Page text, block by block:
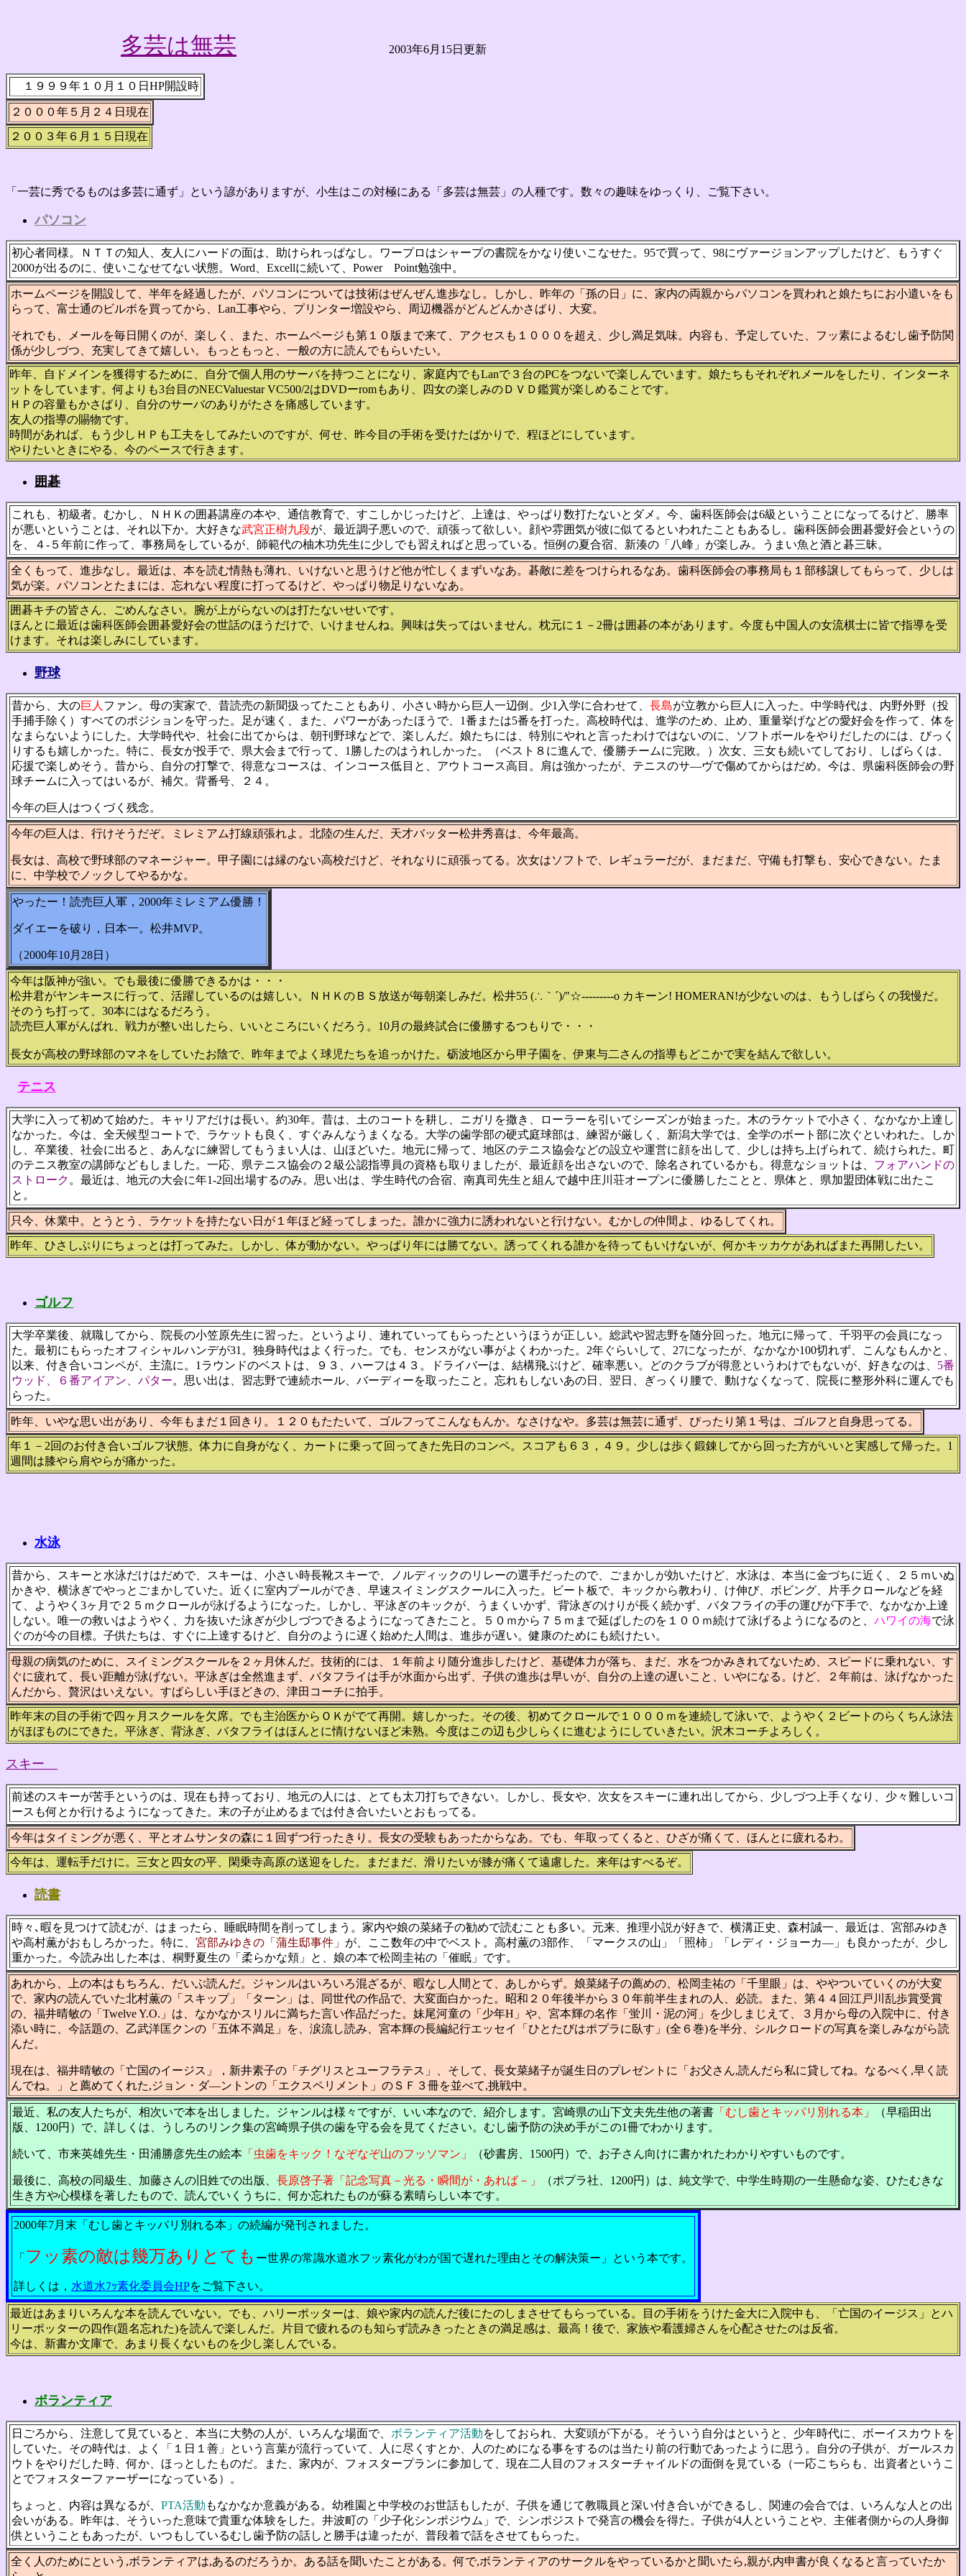
多芸は無芸 2003年6月15日更新
１９９９年１０月１０日HP開設時
２０００年５月２４日現在
２００３年６月１５日現在
「一芸に秀でるものは多芸に通ず」という諺がありますが、小生はこの対極にある「多芸は無芸」の人種です。数々の趣味をゆっくり、ご覧下さい。
パソコン
初心者同様。ＮＴＴの知人、友人にハードの面は、助けられっぱなし。ワープロはシャープの書院をかなり使いこなせた。95で買って、98にヴァージョンアップしたけど、もうすぐ
2000が出るのに、使いこなせてない状態。Word、Excellに続いて、Power Point勉強中。
ホームページを開設して、半年を経過したが、パソコンについては技術はぜんぜん進歩なし。しかし、昨年の「孫の日」に、家内の両親からパソコンを買われと娘たちにお小遣いをも
らって、富士通のビルボを買ってから、Lan工事やら、プリンター増設やら、周辺機器がどんどんかさばり、大変。
それでも、メールを毎日開くのが、楽しく、また、ホームページも第１０版まで来て、アクセスも１０００を超え、少し満足気味。内容も、予定していた、フッ素によるむし歯予防関
係が少しづつ、充実してきて嬉しい。もっともっと、一般の方に読んでもらいたい。
昨年、自ドメインを獲得するために、自分で個人用のサーバを持つことになり、家庭内でもLanで３台のPCをつないで楽しんでいます。娘たちもそれぞれメールをしたり、インターネ
ットをしています。何よりも3台目のNECValuestar VC500/2はDVDーromもあり、四女の楽しみのＤＶＤ鑑賞が楽しめることです。
ＨＰの容量もかさばり、自分のサーバのありがたさを痛感しています。
友人の指導の賜物です。
時間があれば、もう少しＨＰも工夫をしてみたいのですが、何せ、昨今目の手術を受けたばかりで、程ほどにしています。
やりたいときにやる、今のペースで行きます。
囲碁
これも、初級者。むかし、ＮＨＫの囲碁講座の本や、通信教育で、すこしかじったけど、上達は、やっぱり数打たないとダメ。今、歯科医師会は6級ということになってるけど、勝率
が悪いということは、それ以下か。大好きな武宮正樹九段が、最近調子悪いので、頑張って欲しい。顔や雰囲気が彼に似てるといわれたこともあるし。歯科医師会囲碁愛好会というの
を、４-５年前に作って、事務局をしているが、師範代の柚木功先生に少しでも習えればと思っている。恒例の夏合宿、新湊の「八峰」が楽しみ。うまい魚と酒と碁三昧。
全くもって、進歩なし。最近は、本を読む情熱も薄れ、いけないと思うけど他が忙しくまずいなあ。碁敵に差をつけられるなあ。歯科医師会の事務局も１部移譲してもらって、少しは
気が楽。パソコンとたまには、忘れない程度に打ってるけど、やっぱり物足りないなあ。
囲碁キチの皆さん、ごめんなさい。腕が上がらないのは打たないせいです。
ほんとに最近は歯科医師会囲碁愛好会の世話のほうだけで、いけませんね。興味は失ってはいません。枕元に１－2冊は囲碁の本があります。今度も中国人の女流棋士に皆で指導を受
けます。それは楽しみにしています。
野球
昔から、大の巨人 ファン。母の実家で、昔読売の新聞扱ってたこともあり、小さい時から巨人一辺倒。少1入学に合わせて、 長島が立教から巨人に入った。中学時代は、内野外野（投
手捕手除く）すべてのポジションを守った。足が速く、また、パワーがあったほうで、1番または5番を打った。高校時代は、進学のため、止め、重量挙げなどの愛好会を作って、体を
なまらないようにした。大学時代や、社会に出てからは、朝刊野球などで、楽しんだ。娘たちには、特別にやれと言ったわけではないのに、ソフトボールをやりだしたのには、びっく
りするも嬉しかった。特に、長女が投手で、県大会まで行って、1勝したのはうれしかった。（ベスト８に進んで、優勝チームに完敗。）次女、三女も続いてしており、しばらくは、
応援で楽しめそう。昔から、自分の打撃で、得意なコースは、インコース低目と、アウトコース高目。肩は強かったが、テニスのサ―ヴで傷めてからはだめ。今は、県歯科医師会の野
球チームに入ってはいるが、補欠。背番号、２４。
今年の巨人はつくづく残念。
今年の巨人は、行けそうだぞ。ミレミアム打線頑張れよ。北陸の生んだ、天才バッター松井秀喜は、今年最高。
長女は、高校で野球部のマネージャー。甲子園には縁のない高校だけど、それなりに頑張ってる。次女はソフトで、レギュラーだが、まだまだ、守備も打撃も、安心できない。たま
に、中学校でノックしてやるかな。
やったー！読売巨人軍，2000年ミレミアム優勝！
ダイエーを破り，日本一。松井MVP。
（2000年10月28日）
今年は阪神が強い。でも最後に優勝できるかは・・・
松井君がヤンキースに行って、活躍しているのは嬉しい。ＮＨＫのＢＳ放送が毎朝楽しみだ。松井55 (∴｀´)/"☆---------o カキーン! HOMERAN!が少ないのは、もうしばらくの我慢だ。
そのうち打って、30本にはなるだろう。
読売巨人軍がんばれ、戦力が整い出したら、いいところにいくだろう。10月の最終試合に優勝するつもりで・・・
長女が高校の野球部のマネをしていたお陰で、昨年までよく球児たちを追っかけた。砺波地区から甲子園を、伊東与二さんの指導もどこかで実を結んで欲しい。
テニス
大学に入って初めて始めた。キャリアだけは長い。約30年。昔は、土のコートを耕し、ニガリを撒き、ローラーを引いてシーズンが始まった。木のラケットで小さく、なかなか上達し
なかった。今は、全天候型コートで、ラケットも良く、すぐみんなうまくなる。大学の歯学部の硬式庭球部は、練習が厳しく、新潟大学では、全学のボート部に次ぐといわれた。しか
し、卒業後、社会に出ると、あんなに練習してもうまい人は、山ほどいた。地元に帰って、地区のテニス協会などの設立や運営に顔を出して、少しは持ち上げられて、続けられた。町
のテニス教室の講師などもしました。一応、県テニス協会の２級公認指導員の資格も取りましたが、最近顔を出さないので、除名されているかも。得意なショットは、 フォアハンドの
ストローク 。最近は、地元の大会に年1-2回出場するのみ。思い出は、学生時代の合宿、南真司先生と組んで越中庄川荘オープンに優勝したことと、県体と、県加盟団体戦に出たこ
と。
只今、休業中。とうとう、ラケットを持たない日が１年ほど経ってしまった。誰かに強力に誘われないと行けない。むかしの仲間よ、ゆるしてくれ。
昨年、ひさしぶりにちょっとは打ってみた。しかし、体が動かない。やっぱり年には勝てない。誘ってくれる誰かを待ってもいけないが、何かキッカケがあればまた再開したい。
ゴルフ
大学卒業後、就職してから、院長の小笠原先生に習った。というより、連れていってもらったというほうが正しい。総武や習志野を随分回った。地元に帰って、千羽平の会員になっ
た。最初にもらったオフィシャルハンデが31。独身時代はよく行った。でも、センスがない事がよくわかった。2年ぐらいして、27になったが、なかなか100切れず、こんなもんかと、
以来、付き合いコンペが、主流に。1ラウンドのベストは、９３、ハーフは４３。ドライバーは、結構飛ぶけど、確率悪い。どのクラブが得意というわけでもないが、好きなのは、 5番
ウッド、６番アイアン、パター。思い出は、習志野で連続ホール、バーディーを取ったこと。忘れもしないあの日、翌日、ぎっくり腰で、動けなくなって、院長に整形外科に運んでも
らった。
昨年、いやな思い出があり、今年もまだ１回きり。１２０もたたいて、ゴルフってこんなもんか。なさけなや。多芸は無芸に通ず、ぴったり第１号は、ゴルフと自身思ってる。
年１－2回のお付き合いゴルフ状態。体力に自身がなく、カートに乗って回ってきた先日のコンペ。スコアも６３，４９。少しは歩く鍛錬してから回った方がいいと実感して帰った。1
週間は膝やら肩やらが痛かった。
水泳
昔から、スキーと水泳だけはだめで、スキーは、小さい時長靴スキーで、ノルディックのリレーの選手だったので、ごまかしが効いたけど、水泳は、本当に金づちに近く、２５ｍいぬ
かきや、横泳ぎでやっとごまかしていた。近くに室内プールができ、早速スイミングスクールに入った。ビート板で、キックから教わり、け伸び、ボビング、片手クロールなどを経
て、ようやく3ヶ月で２５ｍクロールが泳げるようになった。しかし、平泳ぎのキックが、うまくいかず、背泳ぎのけりが長く続かず、バタフライの手の運びが下手で、なかなか上達
しない。唯一の救いはようやく、力を抜いた泳ぎが少しづつできるようになってきたこと。５０ｍから７５ｍまで延ばしたのを１００ｍ続けて泳げるようになるのと、 ハワイの海で泳
ぐのが今の目標。子供たちは、すぐに上達するけど、自分のように遅く始めた人間は、進歩が遅い。健康のためにも続けたい。
母親の病気のために、スイミングスクールを２ヶ月休んだ。技術的には、１年前より随分進歩したけど、基礎体力が落ち、まだ、水をつかみきれてないため、スピードに乗れない、す
ぐに疲れて、長い距離が泳げない。平泳ぎは全然進まず、バタフライは手が水面から出ず、子供の進歩は早いが、自分の上達の遅いこと、いやになる。けど、２年前は、泳げなかった
んだから、贅沢はいえない。すばらしい手ほどきの、津田コーチに拍手。
昨年末の目の手術で四ヶ月スクールを欠席。でも主治医からＯＫがでて再開。嬉しかった。その後、初めてクロールで１０００ｍを連続して泳いで、ようやく２ビートのらくちん泳法
がほぼものにできた。平泳ぎ、背泳ぎ、バタフライはほんとに情けないほど未熟。今度はこの辺も少しらくに進むようにしていきたい。沢木コーチよろしく。
スキー
前述のスキーが苦手というのは、現在も持っており、地元の人には、とても太刀打ちできない。しかし、長女や、次女をスキーに連れ出してから、少しづつ上手くなり、少々難しいコ
ースも何とか行けるようになってきた。末の子が止めるまでは付き合いたいとおもってる。
今年はタイミングが悪く、平とオムサンタの森に１回ずつ行ったきり。長女の受験もあったからなあ。でも、年取ってくると、ひざが痛くて、ほんとに疲れるわ。
今年は、運転手だけに。三女と四女の平、閑乗寺高原の送迎をした。まだまだ、滑りたいが膝が痛くて遠慮した。来年はすべるぞ。
読書
時々､暇を見つけて読むが、はまったら、睡眠時間を削ってしまう。家内や娘の菜緒子の勧めで読むことも多い。元来、推理小説が好きで、横溝正史、森村誠一、最近は、宮部みゆき
や高村薫がおもしろかった。特に、 宮部みゆきの「蒲生邸事件」 が、ここ数年の中でベスト。高村薫の3部作、「マークスの山」「照柿」「レディ・ジョーカ―」も良かったが、少し
重かった。今読み出した本は、桐野夏生の「柔らかな頬」と、娘の本で松岡圭祐の「催眠」です。
あれから、上の本はもちろん、だいぶ読んだ。ジャンルはいろいろ混ざるが、暇なし人間とて、あしからず。娘菜緒子の薦めの、松岡圭祐の「千里眼」は、ややついていくのが大変
で、家内の読んでいた北村薫の「スキップ」「ターン」は、同世代の作品で、大変面白かった。昭和２０年後半から３０年前半生まれの人、必読。また、第４４回江戸川乱歩賞受賞
の、福井晴敏の「Twelve Y.O.」は、なかなかスリルに満ちた言い作品だった。妹尾河童の「少年H」や、宮本輝の名作「蛍川・泥の河」を少しまじえて、３月から母の入院中に、付き
添い時に、今話題の、乙武洋匡クンの「五体不満足」を、涙流し読み、宮本輝の長編紀行エッセイ「ひとたびはポプラに臥す」(全６巻)を半分、シルクロードの写真を楽しみながら読
んだ。
現在は、福井晴敏の「亡国のイージス」，新井素子の「チグリスとユーフラテス」、そして、長女菜緒子が誕生日のプレゼントに「お父さん,読んだら私に貸してね。なるべく,早く読
んでね。」と薦めてくれた,ジョン・ダ―ントンの「エクスペリメント」のＳＦ３冊を並べて,挑戦中。
最近、私の友人たちが、相次いで本を出しました。ジャンルは様々ですが、いい本なので、紹介します。宮崎県の山下文夫先生他の著書 「むし歯とキッパリ別れる本」
（早稲田出
版、1200円）で、詳しくは、うしろのリンク集の宮崎県子供の歯を守る会を見てください。むし歯予防の決め手がこの1冊でわかります。
続いて、市来英雄先生・田浦勝彦先生の絵本 「虫歯をキック！なぞなぞ山のフッソマン」 （砂書房、1500円）で、お子さん向けに書かれたわかりやすいものです。
最後に、高校の同級生、加藤さんの旧姓での出版、 長原啓子著「記念写真－光る・瞬間が・あれば－」
（ポプラ社、1200円）は、純文学で、中学生時期の一生懸命な姿、ひたむきな
生き方や心模様を著したもので、読んでいくうちに、何か忘れたものが蘇る素晴らしい本です。
2000年7月末「むし歯とキッパリ別れる本」の続編が発刊されました。
「 フッ素の敵は幾万ありとても ー世界の常識水道水フッ素化がわが国で遅れた理由とその解決策ー」という本です。
詳しくは， 水道水ﾌｯ素化委員会HPをご覧下さい。
最近はあまりいろんな本を読んでいない。でも、ハリーポッターは、娘や家内の読んだ後にたのしまさせてもらっている。目の手術をうけた金大に入院中も、「亡国のイージス」とハ
リーポッターの四作(題名忘れた)を読んで楽しんだ。片目で疲れるのも知らず読みきったときの満足感は、最高！後で、家族や看護婦さんを心配させたのは反省。
今は、新書か文庫で、あまり長くないものを少し楽しんでいる。
ボランティア
日ごろから、注意して見ていると、本当に大勢の人が、いろんな場面で、 ボランティア活動をしておられ、大変頭が下がる。そういう自分はというと、少年時代に、ボーイスカウトを
していた。その時代は、よく「１日１善」という言葉が流行っていて、人に尽くすとか、人のためになる事をするのは当たり前の行動であったように思う。自分の子供が、ガールスカ
ウトをやりだした時、何か、ほっとしたものだ。また、家内が、フォスタープランに参加して、現在二人目のフォスターチャイルドの面倒を見ている（一応こちらも、出資者というこ
とでフォスターファーザーになっている）。
ちょっと、内容は異なるが、 PTA活動 もなかなか意義がある。幼稚園と中学校のお世話もしたが、子供を通じて教職員と深い付き合いができるし、関連の会合では、いろんな人との出
会いがある。昨年は、そういった意味で貴重な体験をした。井波町の「少子化シンポジウム」で、シンポジストで発言の機会を得た。子供が4人ということや、主催者側からの人身御
供ということもあったが、いつもしているむし歯予防の話しと勝手は違ったが、普段着で話をさせてもらった。
全く人のためにという,ボランティアは,あるのだろうか。ある話を聞いたことがある。何で,ボランティアのサークルをやっているかと聞いたら,親が,内申書が良くなると言っていたか